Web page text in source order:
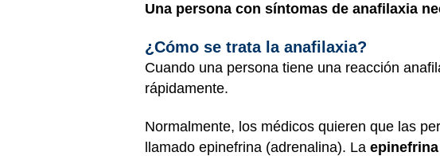
Una persona con síntomas de anafilaxia
¿Cómo se trata la anafilaxia?
Cuando una persona tiene una reacción
rápidamente.
Normalmente, los médicos quieren que las
llamado epinefrina (adrenalina). La epinefrina